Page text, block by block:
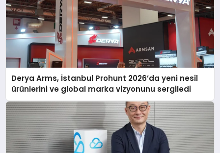
Derya Arms, İstanbul Prohunt 2026’da yeni nesil
ürünlerini ve global marka vizyonunu sergiledi